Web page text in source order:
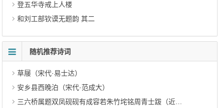
登五华寺戒上人楼
和刘工部钦谟无题韵 其二
随机推荐诗词
草屦（宋代·易士达）
安乡县西晚泊（宋代·范成大）
三六桥属题双凤砚砚有成容若朱竹垞铭周青士跋（近代·黄浚）